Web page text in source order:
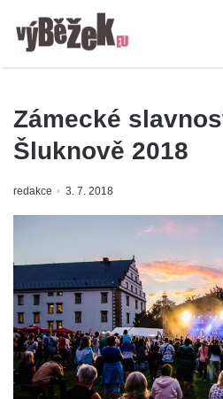
Zámecké
Šluknově 2018
redakce 3. 7. 2018